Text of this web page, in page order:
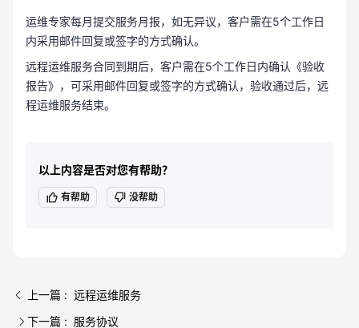
运维专家每月提交服务月报，如无异议，客户需在5个工作日
内采用邮件回复或签字的方式确认。
远程运维服务合同到期后，客户需在5个工作日内确认《验收
报告》，可采用邮件回复或签字的方式确认，验收通过后，远
程运维服务结束。
以上内容是否对您有帮助？
有帮助 没帮助
上一篇 : 远程运维服务
下一篇 : 服务协议